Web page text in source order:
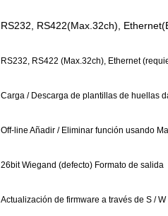
RS232, RS422(Max.32ch),
RS232, RS422 (Max.32ch), Ethernet
Carga / Descarga de plantillas de huellas
Off-line Añadir / Eliminar función usando
26bit Wiegand (defecto) Formato de salida
Actualización de firmware a través de S / W